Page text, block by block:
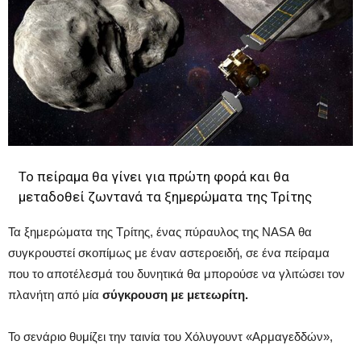
To πείραμα θα γίνει για πρώτη φορά και θα
μεταδοθεί ζωντανά τα ξημερώματα της Τρίτης
Τα ξημερώματα της Τρίτης, ένας πύραυλος της NASA θα
συγκρουστεί σκοπίμως με έναν αστεροειδή, σε ένα πείραμα
που το αποτέλεσμά του δυνητικά θα μπορούσε να γλιτώσει τον
πλανήτη από μία σύγκρουση με μετεωρίτη.
Το σενάριο θυμίζει την ταινία του Χόλυγουντ «Αρμαγεδδών»,